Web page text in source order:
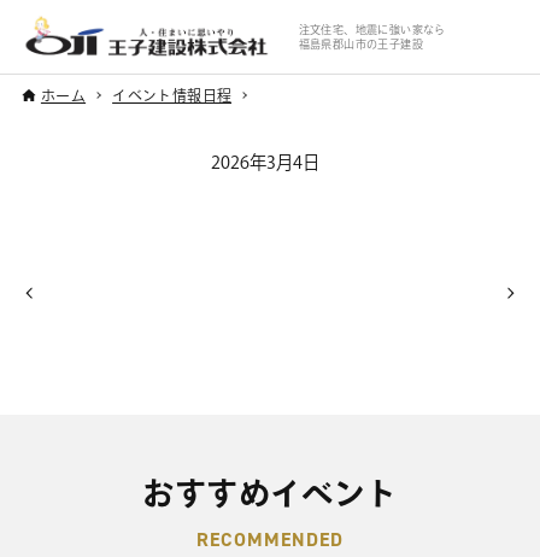
注文住宅、地震に強い家なら
福島県郡山市の王子建設
ホーム イベント情報日程
2026年3月4日
おすすめイベント
RECOMMENDED